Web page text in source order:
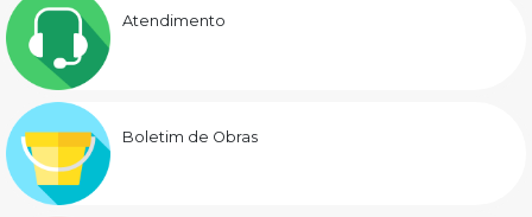
Atendimento
Boletim de Obras